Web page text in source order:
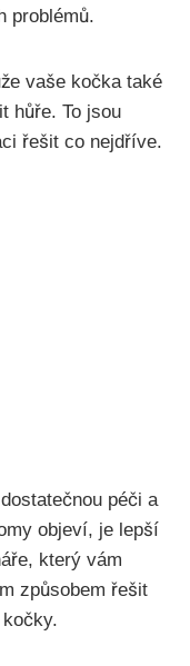
problémů.
vaše kočka také
hůře. To jsou
řešit co nejdříve.
péči a
objeví, je lepší
který vám
způsobem řešit